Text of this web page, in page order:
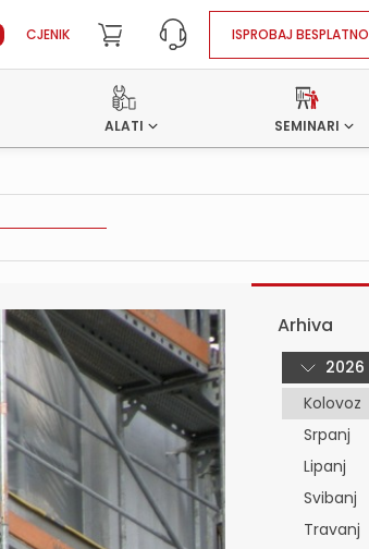
CJENIK ISPROBAJ BESPLATNO
ALATI SEMINARI
Arhiva
2026
Kolovoz
Srpanj
Lipanj
Svibanj
Travanj